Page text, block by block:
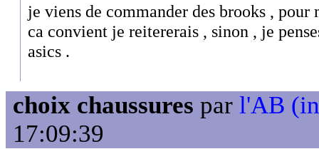
je viens de commander des brooks ,
ca convient je reitererais , sinon , je
asics .
choix chaussures par l'AB
17:09:39